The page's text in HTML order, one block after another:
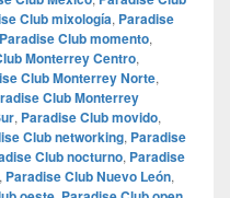
Club mixología, Paradise
Paradise Club momento,
Monterrey Centro,
Club Monterrey Norte,
Club Monterrey
, Paradise Club movido,
Club networking, Paradise
Club nocturno, Paradise
, Paradise Club Nuevo León,